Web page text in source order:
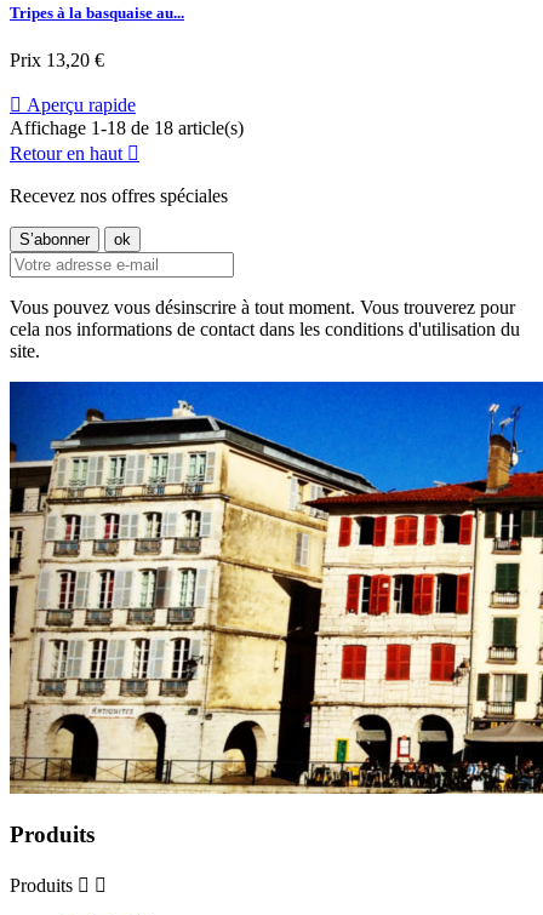
Tripes à la basquaise au...
Prix 13,20 €
 Aperçu rapide
Affichage 1-18 de 18 article(s)
Retour en haut 
Recevez nos offres spéciales
Vous pouvez vous désinscrire à tout moment. Vous trouverez pour
cela nos informations de contact dans les conditions d'utilisation du
site.
Produits
Produits  